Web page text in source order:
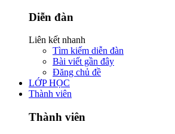
Diễn đàn
Liên kết nhanh
Tìm kiếm diễn đàn
Bài viết gần đây
Đăng chủ đề
LỚP HỌC
Thành viên
Thành viên